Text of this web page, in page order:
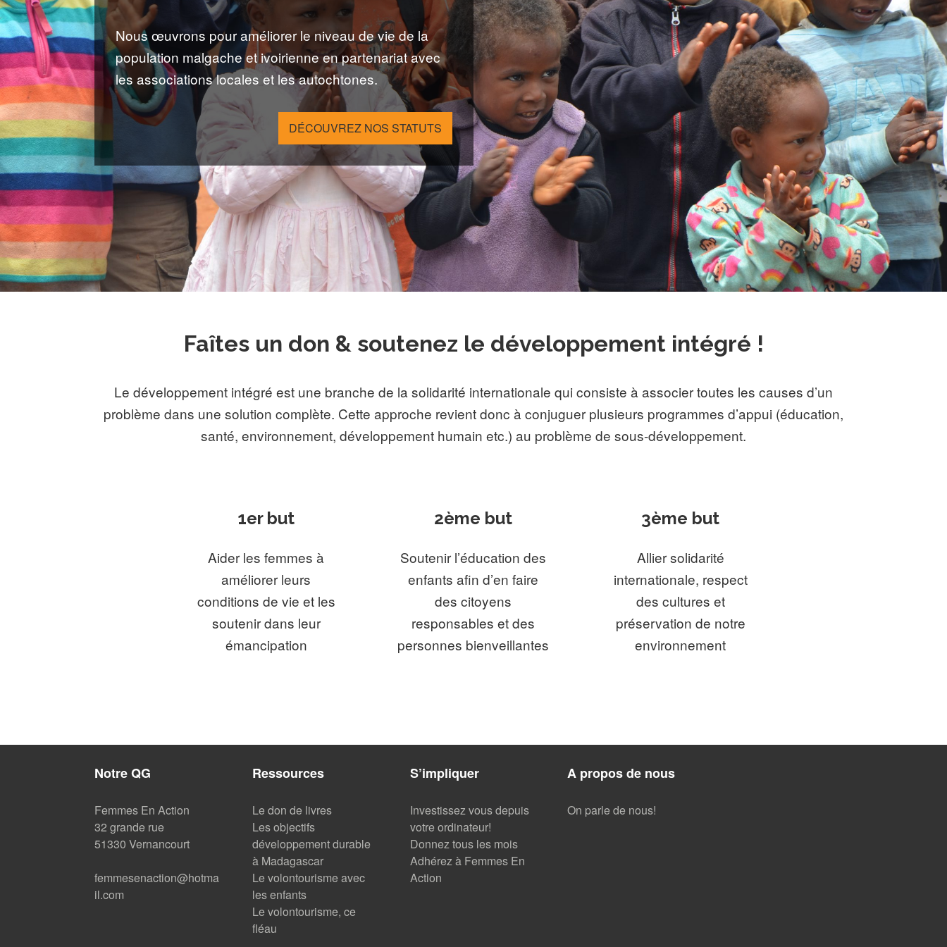
Nous œuvrons pour améliorer le niveau de vie de la
population malgache et ivoirienne en partenariat avec
les associations locales et les autochtones.
DÉCOUVREZ NOS STATUTS
Faîtes un don & soutenez le développement intégré !
Le développement intégré est une branche de la solidarité internationale qui consiste à associer toutes les causes d’un
problème dans une solution complète. Cette approche revient donc à conjuguer plusieurs programmes d’appui (éducation,
santé, environnement, développement humain etc.) au problème de sous-développement.
1er but
Aider les femmes à
améliorer leurs
conditions de vie et les
soutenir dans leur
émancipation
2ème but
Soutenir l’éducation des
enfants afin d’en faire
des citoyens
responsables et des
personnes bienveillantes
3ème but
Allier solidarité
internationale, respect
des cultures et
préservation de notre
environnement
Notre QG
Femmes En Action
32 grande rue
51330 Vernancourt
femmesenaction@hotma
il.com
Ressources
Le don de livres
Les objectifs
développement durable
à Madagascar
Le volontourisme avec
les enfants
Le volontourisme, ce
fléau
S’impliquer
Investissez vous depuis
votre ordinateur!
Donnez tous les mois
Adhérez à Femmes En
Action
A propos de nous
On parle de nous!